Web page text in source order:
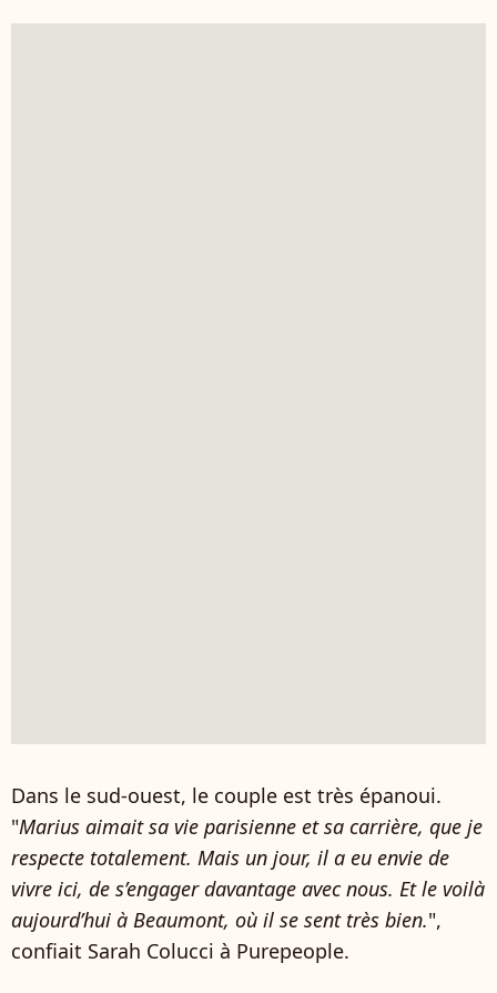
Dans le sud-ouest, le couple est très épanoui.
"Marius aimait sa vie parisienne et sa carrière, que je
respecte totalement. Mais un jour, il a eu envie de
vivre ici, de s’engager davantage avec nous. Et le voilà
aujourd’hui à Beaumont, où il se sent très bien.",
confiait Sarah Colucci à Purepeople.